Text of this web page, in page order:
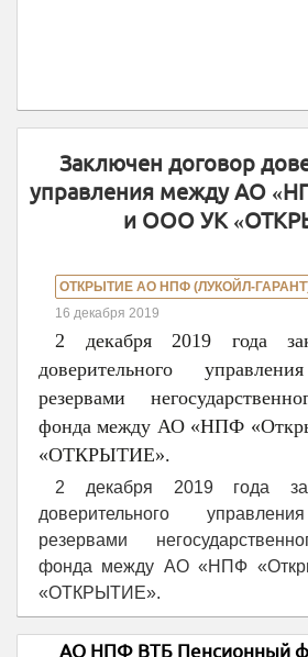
Заключен договор
управления между АО
и ООО УК
ОТКРЫТИЕ АО НПФ (ЛУКОЙЛ-
16 декабря 2019
2 декабря 2019 года
доверительного
резервами
фонда между АО «НПФ
«ОТКРЫТИЕ».
2 декабря 2019 года
доверительного
резервами
фонда между АО «НПФ
«ОТКРЫТИЕ».
АО НПФ ВТБ Пенсионный